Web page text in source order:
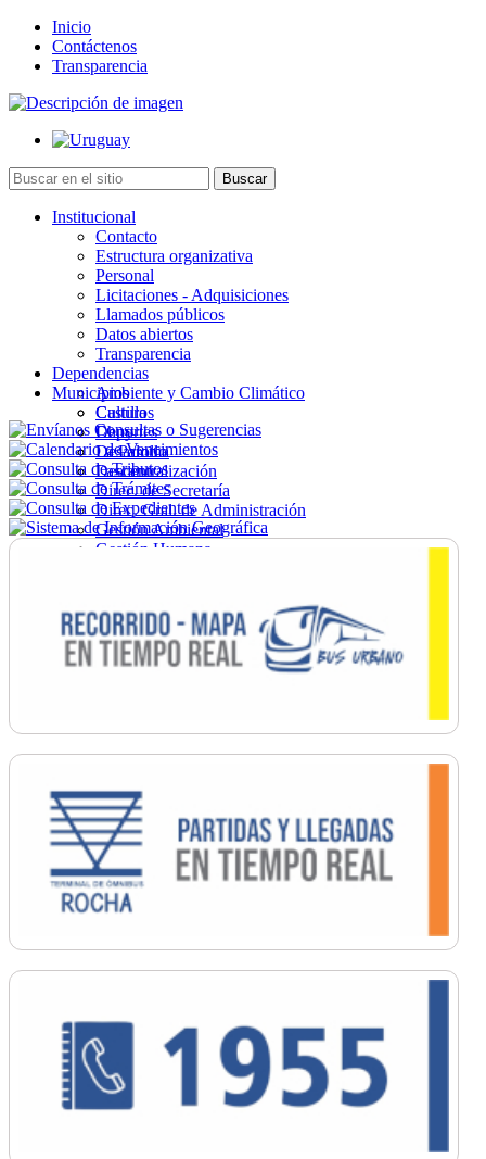
Inicio
Contáctenos
Transparencia
Institucional
Contacto
Estructura organizativa
Personal
Licitaciones - Adquisiciones
Llamados públicos
Datos abiertos
Transparencia
Dependencias
Ambiente y Cambio Climático
Cultura
Deportes
Desarrollo
Descentralización
Direc. de Secretaría
Direc. Gral. de Administración
Gestión Ambiental
Gestión Humana
Ordenamiento
Promoción Social
Salud
Secretaría General
Municipios
Castillos
Chuy
La Paloma
Lascano